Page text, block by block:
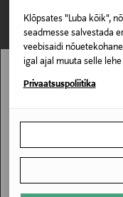
Klõpsates "Luba kõik",
seadmesse salvestada
veebisaidi
igal ajal muuta selle lehe
Privaatsuspoliitika
Pakendi suurus
200 ml
Suurus
avamata
E-POE TAGASTUSED
Stockmann pole